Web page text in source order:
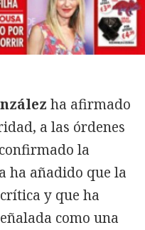
ha afirmado
a las órdenes
la
ha añadido que la
y que ha
como una